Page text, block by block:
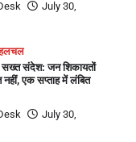
July 30,
सख्त संदेश: जन शिकायतों
नहीं, एक सप्ताह में लंबित
July 30,